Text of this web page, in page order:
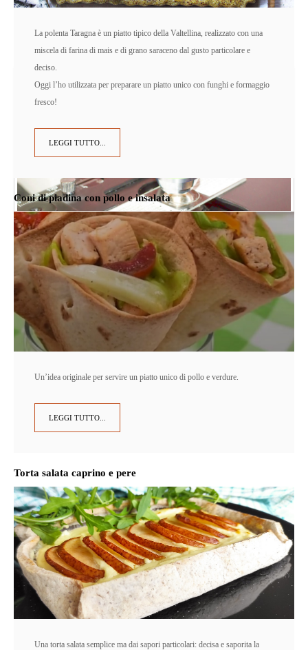
La polenta Taragna è un piatto tipico della Valtellina, realizzato con una
miscela di farina di mais e di grano saraceno dal gusto particolare e
deciso.
Oggi l’ho utilizzata per preparare un piatto unico con funghi e formaggio
fresco!
LEGGI TUTTO...
Coni di piadina con pollo e insalata
Un’idea originale per servire un piatto unico di pollo e verdure.
LEGGI TUTTO...
Torta salata caprino e pere
Una torta salata semplice ma dai sapori particolari: decisa e saporita la